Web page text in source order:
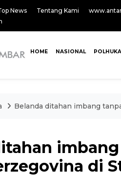
News Tentang Kami
HOME NASIONAL
Belanda ditahan imbang
di